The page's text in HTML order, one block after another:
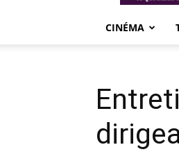
CINÉMA